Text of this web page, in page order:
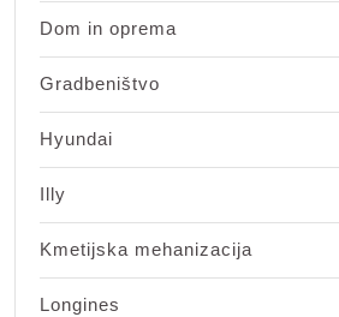
Dom in oprema
Gradbeništvo
Hyundai
Illy
Kmetijska mehanizacija
Longines